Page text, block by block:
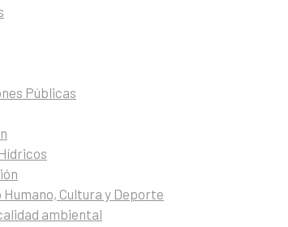
Públicas
Cultura y Deporte
ambiental